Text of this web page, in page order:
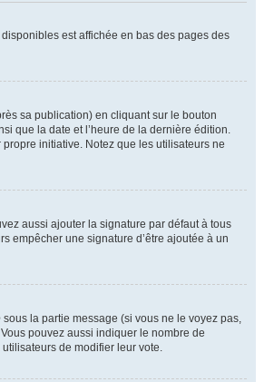
est affichée en bas des pages des
sa publication) en cliquant sur le bouton
que la date et l’heure de la dernière édition.
initiative. Notez que les utilisateurs ne
aussi ajouter la signature par défaut à tous
empêcher une signature d’être ajoutée à un
sous la partie message (si vous ne le voyez pas,
pouvez aussi indiquer le nombre de
de modifier leur vote.